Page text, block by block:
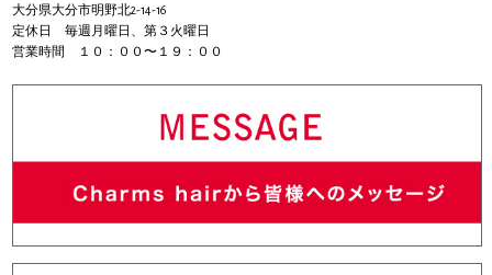
大分県大分市明野北2-14-16
定休日 毎週月曜日、第３火曜日
営業時間 １０：００〜１９：００